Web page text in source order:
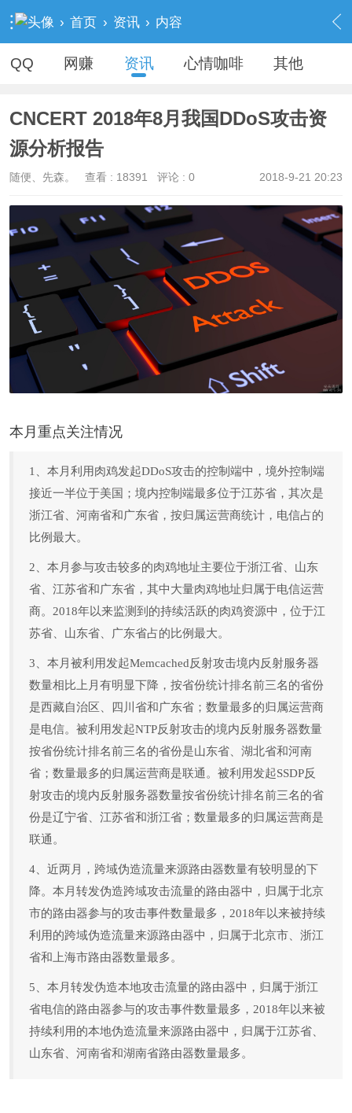
› 首页 › 资讯 › 内容
QQ 网赚 资讯 心情咖啡 其他
CNCERT 2018年8月我国DDoS攻击资
源分析报告
2018-9-21 20:23
随便、先森。 查看 : 18391 评论 : 0
本月重点关注情况
1、本月利用肉鸡发起DDoS攻击的控制端中，境外控制端
接近一半位于美国；境内控制端最多位于江苏省，其次是
浙江省、河南省和广东省，按归属运营商统计，电信占的
比例最大。
2、本月参与攻击较多的肉鸡地址主要位于浙江省、山东
省、江苏省和广东省，其中大量肉鸡地址归属于电信运营
商。2018年以来监测到的持续活跃的肉鸡资源中，位于江
苏省、山东省、广东省占的比例最大。
3、本月被利用发起Memcached反射攻击境内反射服务器
数量相比上月有明显下降，按省份统计排名前三名的省份
是西藏自治区、四川省和广东省；数量最多的归属运营商
是电信。被利用发起NTP反射攻击的境内反射服务器数量
按省份统计排名前三名的省份是山东省、湖北省和河南
省；数量最多的归属运营商是联通。被利用发起SSDP反
射攻击的境内反射服务器数量按省份统计排名前三名的省
份是辽宁省、江苏省和浙江省；数量最多的归属运营商是
联通。
4、近两月，跨域伪造流量来源路由器数量有较明显的下
降。本月转发伪造跨域攻击流量的路由器中，归属于北京
市的路由器参与的攻击事件数量最多，2018年以来被持续
利用的跨域伪造流量来源路由器中，归属于北京市、浙江
省和上海市路由器数量最多。
5、本月转发伪造本地攻击流量的路由器中，归属于浙江
省电信的路由器参与的攻击事件数量最多，2018年以来被
持续利用的本地伪造流量来源路由器中，归属于江苏省、
山东省、河南省和湖南省路由器数量最多。